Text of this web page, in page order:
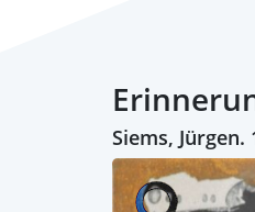
Siems, Jürgen.